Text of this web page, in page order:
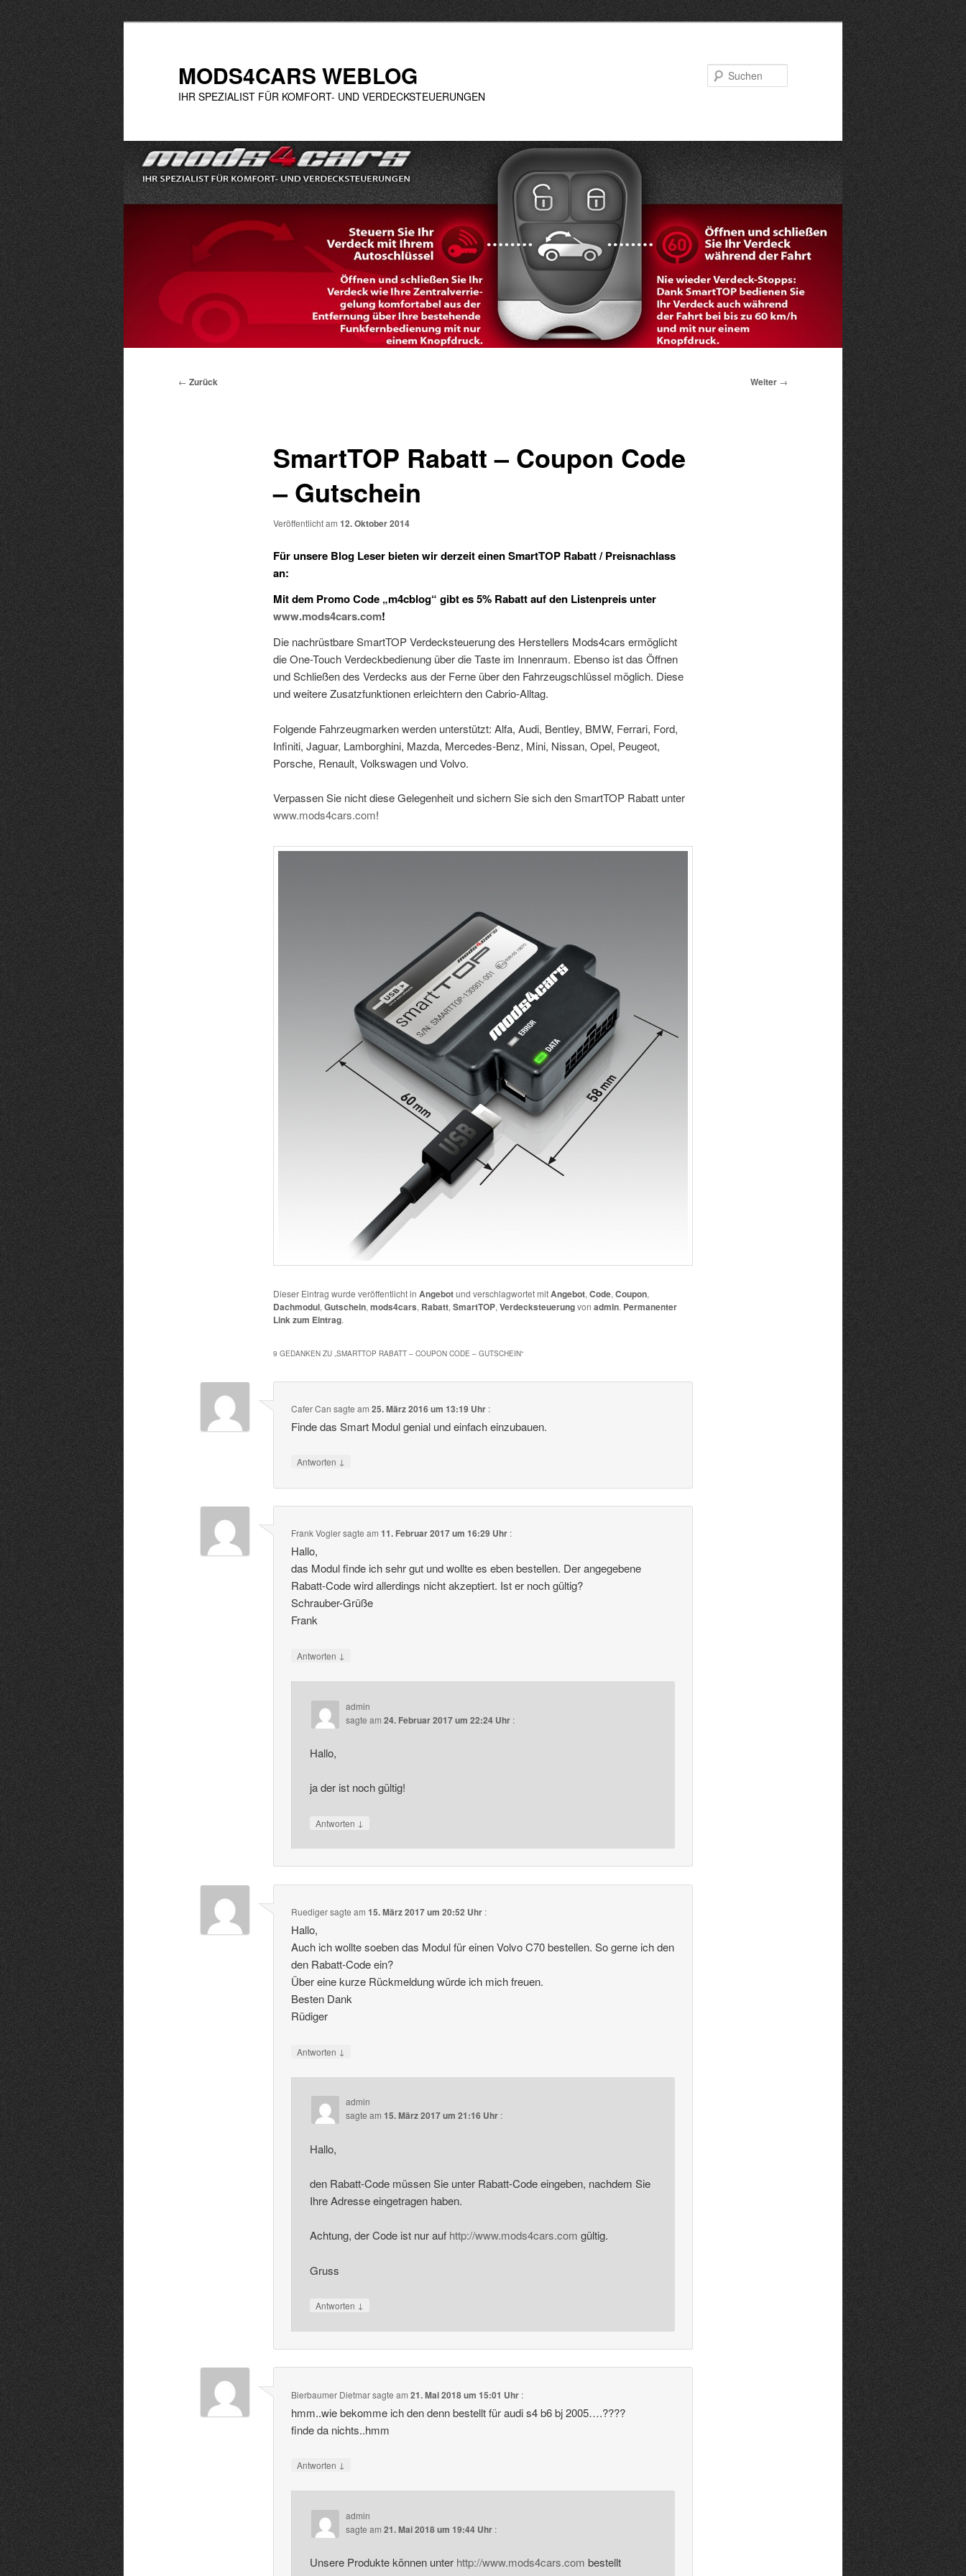
Zum
Inhalt
wechseln
MODS4CARS WEBLOG
IHR SPEZIALIST FÜR KOMFORT- UND VERDECKSTEUERUNGEN
Beitragsnavigation
← Zurück Weiter →
SmartTOP Rabatt – Coupon Code
– Gutschein
Veröffentlicht am 12. Oktober 2014
Für unsere Blog Leser bieten wir derzeit einen SmartTOP Rabatt / Preisnachlass
an:
Mit dem Promo Code „m4cblog“ gibt es 5% Rabatt auf den Listenpreis unter
www.mods4cars.com!
Die nachrüstbare SmartTOP Verdecksteuerung des Herstellers Mods4cars ermöglicht
die One-Touch Verdeckbedienung über die Taste im Innenraum. Ebenso ist das Öffnen
und Schließen des Verdecks aus der Ferne über den Fahrzeugschlüssel möglich. Diese
und weitere Zusatzfunktionen erleichtern den Cabrio-Alltag.
Folgende Fahrzeugmarken werden unterstützt: Alfa, Audi, Bentley, BMW, Ferrari, Ford,
Infiniti, Jaguar, Lamborghini, Mazda, Mercedes-Benz, Mini, Nissan, Opel, Peugeot,
Porsche, Renault, Volkswagen und Volvo.
Verpassen Sie nicht diese Gelegenheit und sichern Sie sich den SmartTOP Rabatt unter
www.mods4cars.com!
Dieser Eintrag wurde veröffentlicht in Angebotund verschlagwortet mitAngebot, Code, Coupon,
Dachmodul, Gutschein, mods4cars, Rabatt, SmartTOP, Verdecksteuerungvon admin. Permanenter
Link zum Eintrag.
9 GEDANKEN ZU „ SMARTTOP RABATT – COUPON CODE – GUTSCHEIN“
Cafer Can sagte am25. März 2016 um 13:19 Uhr :
Finde das Smart Modul genial und einfach einzubauen.
Antworten ↓
Frank Voglersagte am11. Februar 2017 um 16:29 Uhr :
Hallo,
das Modul finde ich sehr gut und wollte es eben bestellen. Der angegebene
Rabatt-Code wird allerdings nicht akzeptiert. Ist er noch gültig?
Schrauber-Grüße
Frank
Antworten ↓
admin
sagte am 24. Februar 2017 um 22:24 Uhr :
Hallo,
ja der ist noch gültig!
Antworten ↓
Ruedigersagte am15. März 2017 um 20:52 Uhr :
Hallo,
Auch ich wollte soeben das Modul für einen Volvo C70 bestellen. So gerne ich den
den Rabatt-Code ein?
Über eine kurze Rückmeldung würde ich mich freuen.
Besten Dank
Rüdiger
Antworten ↓
admin
sagte am 15. März 2017 um 21:16 Uhr :
Hallo,
den Rabatt-Code müssen Sie unter Rabatt-Code eingeben, nachdem Sie
Ihre Adresse eingetragen haben.
Achtung, der Code ist nur auf http://www.mods4cars.com gültig.
Gruss
Antworten ↓
Bierbaumer Dietmarsagte am21. Mai 2018 um 15:01 Uhr :
hmm..wie bekomme ich den denn bestellt für audi s4 b6 bj 2005….????
finde da nichts..hmm
Antworten ↓
admin
sagte am 21. Mai 2018 um 19:44 Uhr :
Unsere Produkte können unter http://www.mods4cars.com bestellt